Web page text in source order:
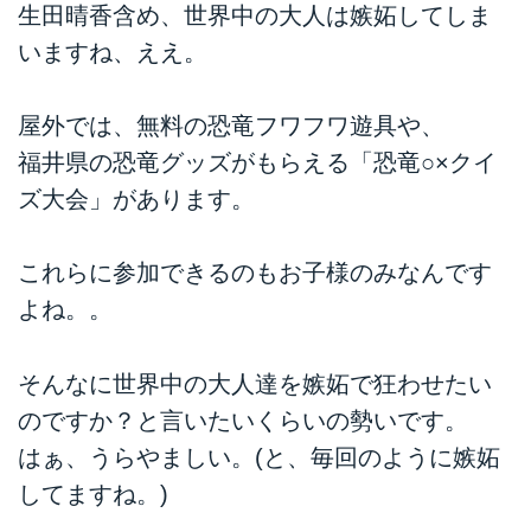
生田晴香含め、世界中の大人は嫉妬してしま
いますね、ええ。
屋外では、無料の恐竜フワフワ遊具や、
福井県の恐竜グッズがもらえる「恐竜○×クイ
ズ大会」があります。
これらに参加できるのもお子様のみなんです
よね。。
そんなに世界中の大人達を嫉妬で狂わせたい
のですか？と言いたいくらいの勢いです。
はぁ、うらやましい。(と、毎回のように嫉妬
してますね。)